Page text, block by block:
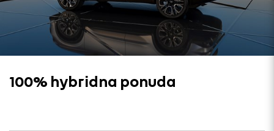
100% hybridna ponuda